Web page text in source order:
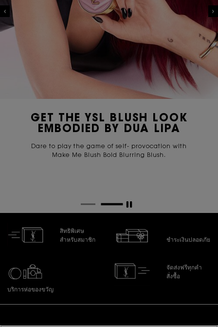
GET THE YSL BLUSH LOOK
EMBODIED BY DUA LIPA
Dare to play the game of self- provocation with
Make Me Blush Bold Blurring Blush.
สิทธิพิเศษ
สำหรับสมาชิก
ชำระเงินปลอดภัย
บริการห่อของขวัญ
จัดส่งฟรีทุกคำ
สั่งซื้อ